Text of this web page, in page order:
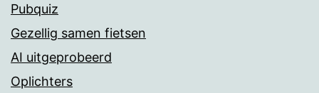
Pubquiz
Gezellig samen fietsen
AI uitgeprobeerd
Oplichters